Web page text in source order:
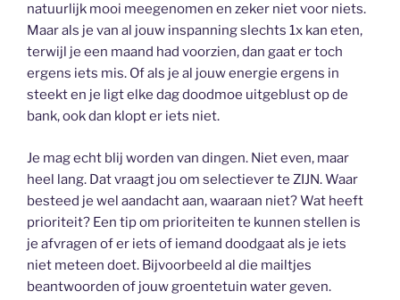
natuurlijk mooi meegenomen en zeker niet voor niets.
Maar als je van al jouw inspanning slechts 1x kan eten,
terwijl je een maand had voorzien, dan gaat er toch
ergens iets mis. Of als je al jouw energie ergens in
steekt en je ligt elke dag doodmoe uitgeblust op de
bank, ook dan klopt er iets niet.
Je mag echt blij worden van dingen. Niet even, maar
heel lang. Dat vraagt jou om selectiever te ZIJN. Waar
besteed je wel aandacht aan, waaraan niet? Wat heeft
prioriteit? Een tip om prioriteiten te kunnen stellen is
je afvragen of er iets of iemand doodgaat als je iets
niet meteen doet. Bijvoorbeeld al die mailtjes
beantwoorden of jouw groentetuin water geven.